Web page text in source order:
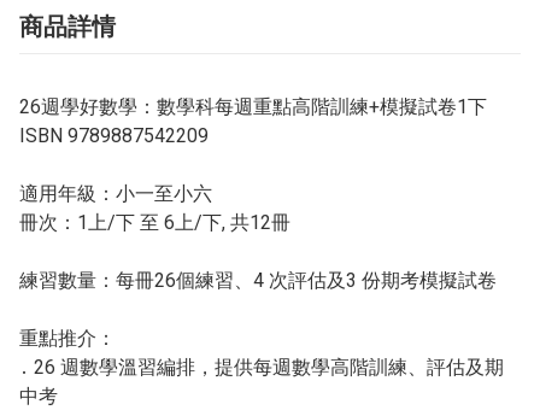
商品詳情
26週學好數學：數學科每週重點高階訓練+模擬試卷1下
ISBN 9789887542209
適用年級：小一至小六
冊次：1上/下 至 6上/下, 共12冊
練習數量：每冊26個練習、4 次評估及3 份期考模擬試卷
重點推介：
․ 26 週數學溫習編排，提供每週數學高階訓練、評估及期
中考